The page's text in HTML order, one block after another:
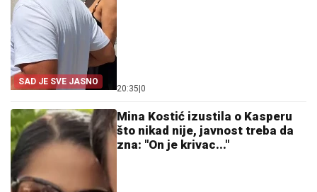
SAD JE SVE JASNO
20:35|0
Mina Kostić izustila o Kasperu
što nikad nije, javnost treba da
zna: "On je krivac..."